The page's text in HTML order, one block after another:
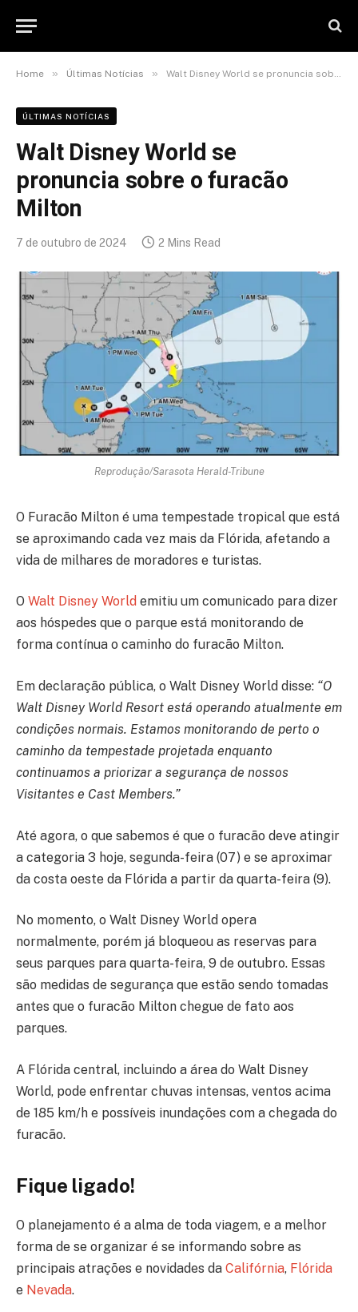
Home » Últimas Notícias » Walt Disney World se pronuncia sobre o furacão Milton
ÚLTIMAS NOTÍCIAS
Walt Disney World se
pronuncia sobre o furacão
Milton
7 de outubro de 2024 2 Mins Read
Reprodução/Sarasota Herald-Tribune
O Furacão Milton é uma tempestade tropical que está
se aproximando cada vez mais da Flórida, afetando a
vida de milhares de moradores e turistas.
O Walt Disney World emitiu um comunicado para dizer
aos hóspedes que o parque está monitorando de
forma contínua o caminho do furacão Milton.
Em declaração pública, o Walt Disney World disse: “O
Walt Disney World Resort está operando atualmente em
condições normais. Estamos monitorando de perto o
caminho da tempestade projetada enquanto
continuamos a priorizar a segurança de nossos
Visitantes e Cast Members.”
Até agora, o que sabemos é que o furacão deve atingir
a categoria 3 hoje, segunda-feira (07) e se aproximar
da costa oeste da Flórida a partir da quarta-feira (9).
No momento, o Walt Disney World opera
normalmente, porém já bloqueou as reservas para
seus parques para quarta-feira, 9 de outubro. Essas
são medidas de segurança que estão sendo tomadas
antes que o furacão Milton chegue de fato aos
parques.
A Flórida central, incluindo a área do Walt Disney
World, pode enfrentar chuvas intensas, ventos acima
de 185 km/h e possíveis inundações com a chegada do
furacão.
Fique ligado!
O planejamento é a alma de toda viagem, e a melhor
forma de se organizar é se informando sobre as
principais atrações e novidades da Califórnia, Flórida
e Nevada.